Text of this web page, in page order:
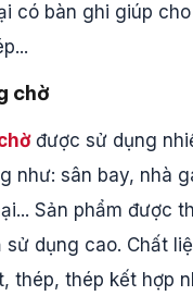
có bàn ghi giúp
chờ
được sử dụng
như: sân bay, nhà
Sản phẩm được
sử dụng cao. Chất
thép, thép kết hợp